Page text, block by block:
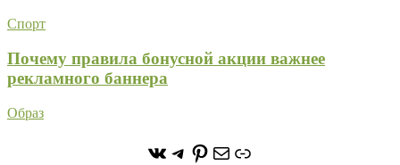
Спорт
Почему правила бонусной акции важнее
рекламного баннера
Образ
https://vk.com/
https://t.me/stoneforest
https://
ПочтаСсылка